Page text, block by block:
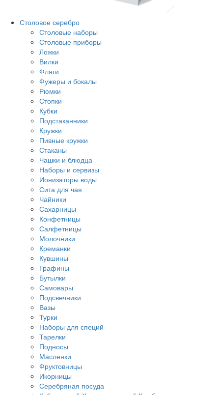
Столовое серебро
Столовые наборы
Столовые приборы
Ложки
Вилки
Фляги
Фужеры и бокалы
Рюмки
Стопки
Кубки
Подстаканники
Кружки
Пивные кружки
Стаканы
Чашки и блюдца
Наборы и сервизы
Ионизаторы воды
Сита для чая
Чайники
Сахарницы
Конфетницы
Салфетницы
Молочники
Креманки
Кувшины
Графины
Бутылки
Самовары
Подсвечники
Вазы
Турки
Наборы для специй
Тарелки
Подносы
Масленки
Фруктовницы
Икорницы
Серебряная посуда